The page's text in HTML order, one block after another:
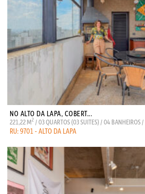
NO ALTO DA LAPA, COBERT...
221,22 M2 / 03 QUARTOS (03 SUITES) / 04 BANHEIROS
RU: 9701 - ALTO DA LAPA